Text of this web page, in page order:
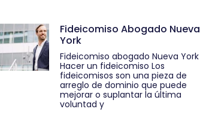
Fideicomiso Abogado Nueva
York
Fideicomiso abogado Nueva York
Hacer un fideicomiso Los
fideicomisos son una pieza de
arreglo de dominio que puede
mejorar o suplantar la última
voluntad y